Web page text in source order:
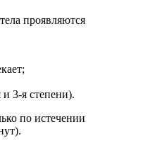
проявляются
3-я степени).
по истечении